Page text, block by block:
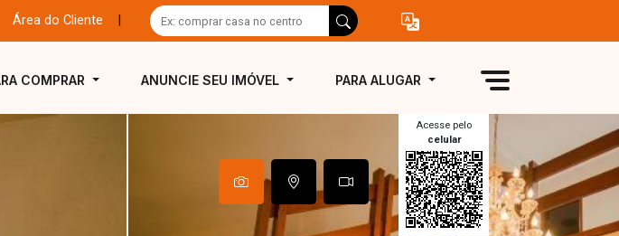
Área do Cliente
COMPRAR ANUNCIE SEU IMÓVEL PARA ALUGAR
Acesse pelo
celular